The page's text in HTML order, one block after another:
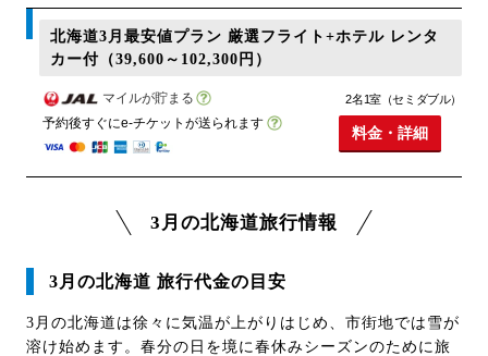
北海道3月最安値プラン 厳選フライト+ホテル レンタ
カー付（39,600～102,300円）
マイルが貯まる
予約後すぐにe-チケットが送られます
2名1室（セミダブル）
料金・詳細
3月の北海道旅行情報
3月の北海道 旅行代金の目安
3月の北海道は徐々に気温が上がりはじめ、市街地では雪が
溶け始めます。春分の日を境に春休みシーズンのために旅